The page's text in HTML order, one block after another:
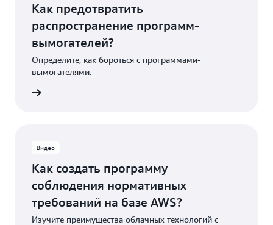
Как предотвратить
распространение программ-
вымогателей?
Определите, как бороться с программами-
вымогателями.
Видео
Как создать программу
соблюдения нормативных
требований на базе AWS?
Изучите преимущества облачных технологий с